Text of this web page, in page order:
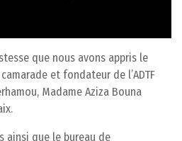
que nous avons appris le
et fondateur de l’ADTF
Madame Aziza Bouna
ainsi que le bureau de